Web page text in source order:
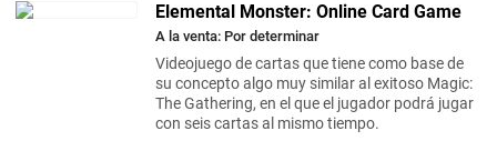
Elemental Monster: Online Card Game
A la venta: Por determinar
Videojuego de cartas que tiene como base de
su concepto algo muy similar al exitoso Magic:
The Gathering, en el que el jugador podrá jugar
con seis cartas al mismo tiempo.